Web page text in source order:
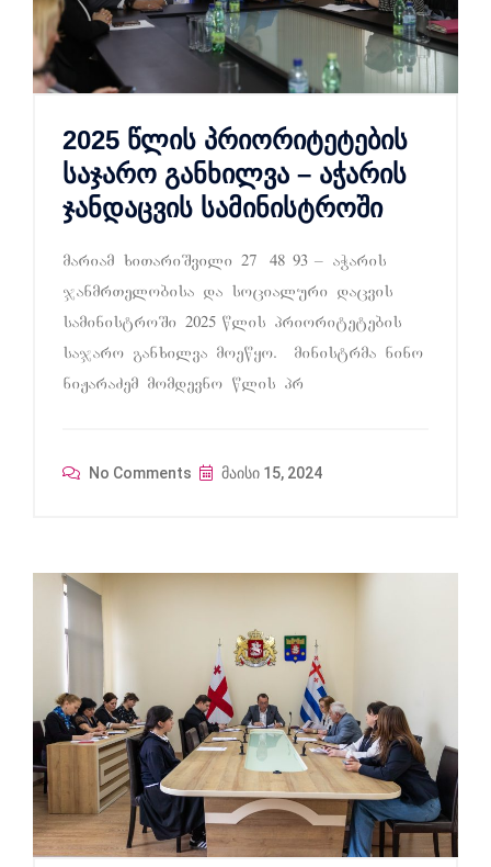
2025 წლის პრიორიტეტების
საჯარო განხილვა – აჭარის
ჯანდაცვის სამინისტროში
mariam xiTariSvili 27 48 93 – aWaris
janmrTelobisa da socialuri dacvis
saministroSi 2025 wlis prioritetebis
sajaro ganxilva moewyo. Mministrma nino
niJaraZem momdevno wlis pr
No Comments მაისი 15, 2024